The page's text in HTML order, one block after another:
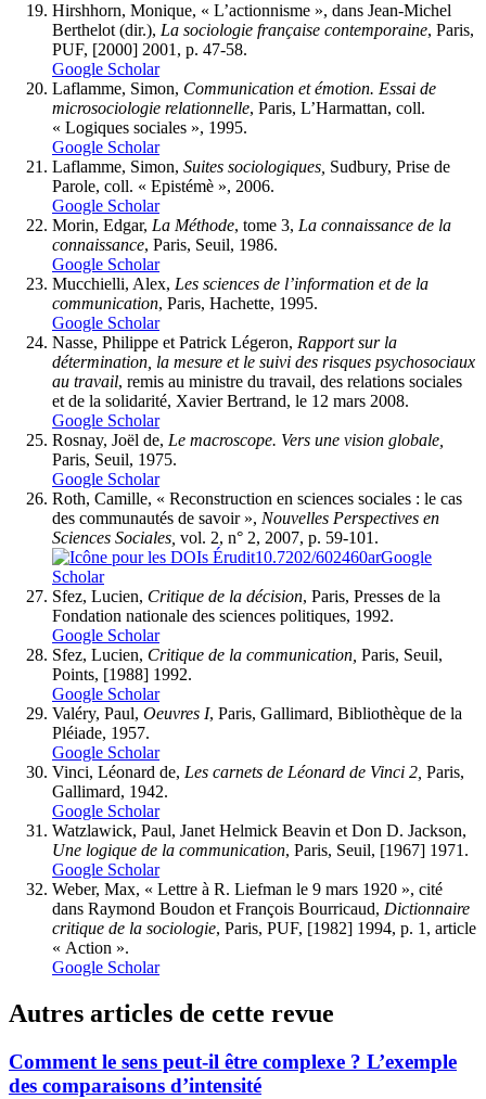
Hirshhorn, Monique, « L’actionnisme », dans Jean-Michel
Berthelot (dir.), La sociologie française contemporaine, Paris,
PUF, [2000] 2001, p. 47-58.
Google Scholar
Laflamme, Simon, Communication et émotion. Essai de
microsociologie relationnelle, Paris, L’Harmattan, coll.
« Logiques sociales », 1995.
Google Scholar
Laflamme, Simon, Suites sociologiques, Sudbury, Prise de
Parole, coll. « Epistémè », 2006.
Google Scholar
Morin, Edgar, La Méthode, tome 3, La connaissance de la
connaissance, Paris, Seuil, 1986.
Google Scholar
Mucchielli, Alex, Les sciences de l’information et de la
communication, Paris, Hachette, 1995.
Google Scholar
Nasse, Philippe et Patrick Légeron, Rapport sur la
détermination, la mesure et le suivi des risques psychosociaux
au travail, remis au ministre du travail, des relations sociales
et de la solidarité, Xavier Bertrand, le 12 mars 2008.
Google Scholar
Rosnay, Joël de, Le macroscope. Vers une vision globale,
Paris, Seuil, 1975.
Google Scholar
Roth, Camille, « Reconstruction en sciences sociales : le cas
des communautés de savoir », Nouvelles Perspectives en
Sciences Sociales, vol. 2, n° 2, 2007, p. 59-101.
10.7202/602460arGoogle
Scholar
Sfez, Lucien, Critique de la décision, Paris, Presses de la
Fondation nationale des sciences politiques, 1992.
Google Scholar
Sfez, Lucien, Critique de la communication, Paris, Seuil,
Points, [1988] 1992.
Google Scholar
Valéry, Paul, Oeuvres I, Paris, Gallimard, Bibliothèque de la
Pléiade, 1957.
Google Scholar
Vinci, Léonard de, Les carnets de Léonard de Vinci 2, Paris,
Gallimard, 1942.
Google Scholar
Watzlawick, Paul, Janet Helmick Beavin et Don D. Jackson,
Une logique de la communication, Paris, Seuil, [1967] 1971.
Google Scholar
Weber, Max, « Lettre à R. Liefman le 9 mars 1920 », cité
dans Raymond Boudon et François Bourricaud, Dictionnaire
critique de la sociologie, Paris, PUF, [1982] 1994, p. 1, article
« Action ».
Google Scholar
Autres articles de cette revue
Comment le sens peut-il être complexe ? L’exemple
des comparaisons d’intensité